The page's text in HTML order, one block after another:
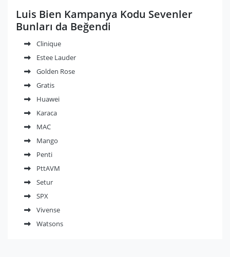
Luis Bien Kampanya Kodu Sevenler
Bunları da Beğendi
Clinique
Estee Lauder
Golden Rose
Gratis
Huawei
Karaca
MAC
Mango
Penti
PttAVM
Setur
SPX
Vivense
Watsons